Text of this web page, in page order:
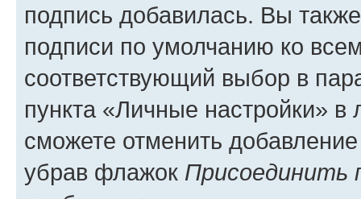
подпись добавилась. Вы
подписи по умолчанию ко
соответствующий выбор в
пункта «Личные настройки»
сможете отменить
убрав флажок Присоединить